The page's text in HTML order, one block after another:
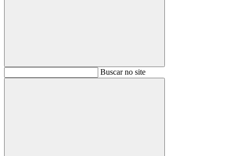
BuscarBuscar no site